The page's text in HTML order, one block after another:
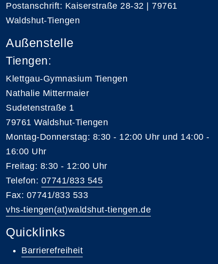
Postanschrift: Kaiserstraße 28-32 | 79761
Waldshut-Tiengen
Außenstelle
Tiengen:
Klettgau-Gymnasium Tiengen
Nathalie Mittermaier
Sudetenstraße 1
79761 Waldshut-Tiengen
Montag-Donnerstag: 8:30 - 12:00 Uhr und 14:00 -
16:00 Uhr
Freitag: 8:30 - 12:00 Uhr
Telefon: 07741/833 545
Fax: 07741/833 533
vhs-tiengen(at)waldshut-tiengen.de
Quicklinks
Barrierefreiheit